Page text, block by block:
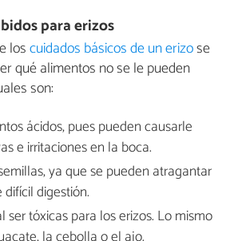
para erizos
loscuidados básicos de un erizose
qué alimentos no se le pueden
son:
ácidos, pues pueden causarle
e irritaciones en la boca.
ya que se pueden atragantar
digestión.
ser tóxicas para los erizos. Lo mismo